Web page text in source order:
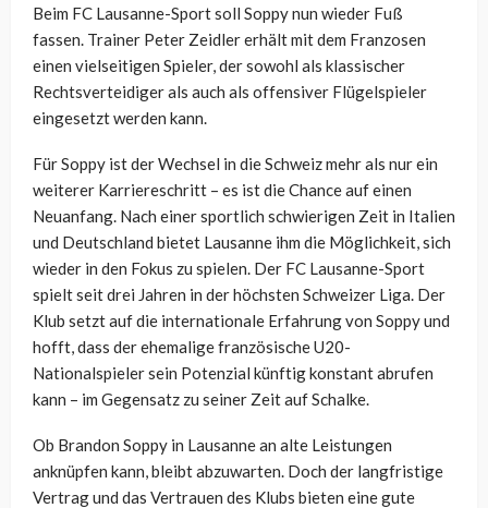
Beim FC Lausanne-Sport soll Soppy nun wieder Fuß
fassen. Trainer Peter Zeidler erhält mit dem Franzosen
einen vielseitigen Spieler, der sowohl als klassischer
Rechtsverteidiger als auch als offensiver Flügelspieler
eingesetzt werden kann.
Für Soppy ist der Wechsel in die Schweiz mehr als nur ein
weiterer Karriereschritt – es ist die Chance auf einen
Neuanfang. Nach einer sportlich schwierigen Zeit in Italien
und Deutschland bietet Lausanne ihm die Möglichkeit, sich
wieder in den Fokus zu spielen. Der FC Lausanne-Sport
spielt seit drei Jahren in der höchsten Schweizer Liga. Der
Klub setzt auf die internationale Erfahrung von Soppy und
hofft, dass der ehemalige französische U20-
Nationalspieler sein Potenzial künftig konstant abrufen
kann – im Gegensatz zu seiner Zeit auf Schalke.
Ob Brandon Soppy in Lausanne an alte Leistungen
anknüpfen kann, bleibt abzuwarten. Doch der langfristige
Vertrag und das Vertrauen des Klubs bieten eine gute